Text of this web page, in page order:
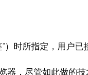
时所指定，用户已
器，尽管如此做的